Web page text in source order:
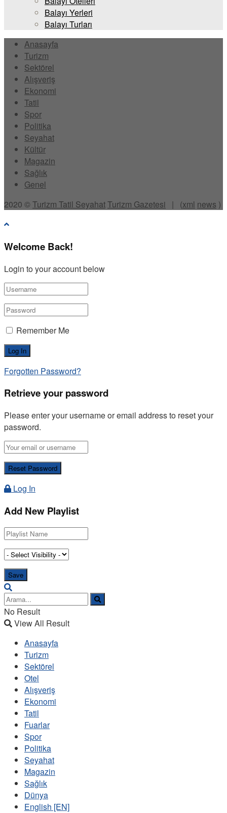
Balayı Yerleri
Balayı Turları
Anasayfa
Turizm
Sektörel
Alışveriş
Ekonomi
Tatil
Spor
Politika
Seyahat
Kültür
Magazin
Sağlık
Genel
2020 ©Turizm Tatil SeyahatTurizm Gazetesi | (xml news )
Welcome Back!
Login to your account below
Remember Me
Forgotten Password?
Retrieve your password
Please enter your username or email address to reset your
password.
Log In
Add New Playlist
No Result
View All Result
Anasayfa
Turizm
Sektörel
Otel
Alışveriş
Ekonomi
Tatil
Fuarlar
Spor
Politika
Seyahat
Magazin
Sağlık
Dünya
English [EN]